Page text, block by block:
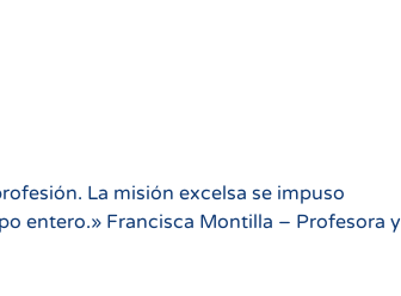
La misión excelsa se impuso
entero.» Francisca Montilla – Profesora y